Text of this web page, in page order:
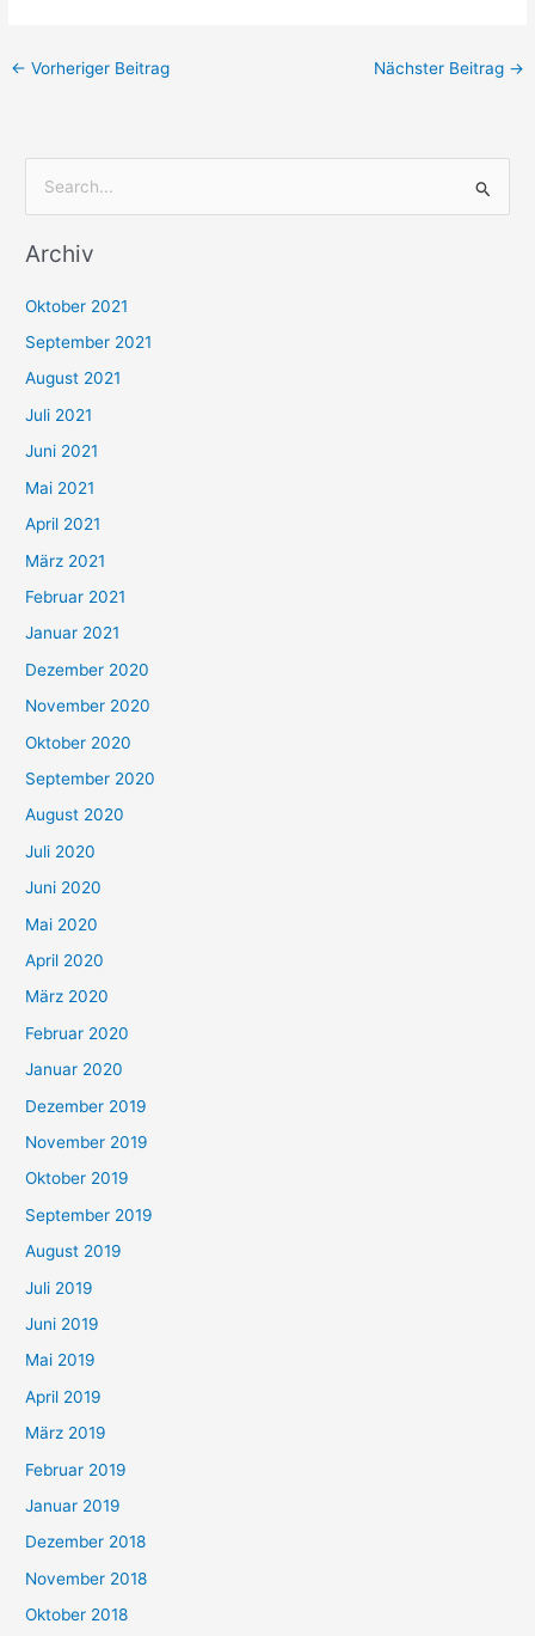
← Vorheriger Beitrag Nächster Beitrag →
c
n
n
a
c
h
:
Archiv
Oktober 2021
September 2021
August 2021
Juli 2021
Juni 2021
Mai 2021
April 2021
März 2021
Februar 2021
Januar 2021
Dezember 2020
November 2020
Oktober 2020
September 2020
August 2020
Juli 2020
Juni 2020
Mai 2020
April 2020
März 2020
Februar 2020
Januar 2020
Dezember 2019
November 2019
Oktober 2019
September 2019
August 2019
Juli 2019
Juni 2019
Mai 2019
April 2019
März 2019
Februar 2019
Januar 2019
Dezember 2018
November 2018
Oktober 2018